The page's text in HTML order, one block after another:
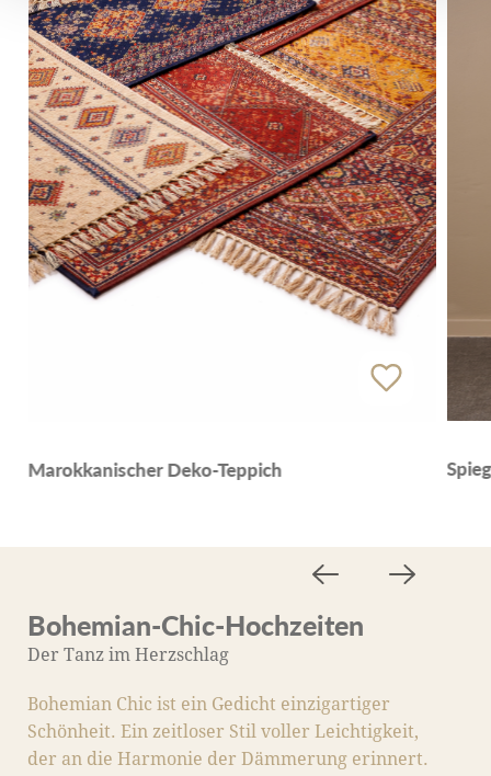
Marokkanischer Deko-Teppich
Bohemian-Chic-Hochzeiten
Der Tanz im Herzschlag
Bohemian Chic ist ein Gedicht einzigartiger
Schönheit. Ein zeitloser Stil voller Leichtigkeit,
der an die Harmonie der Dämmerung erinnert.